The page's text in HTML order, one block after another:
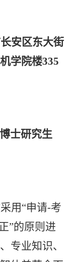
安区东大街
学院楼335
士研究生
用 “申请-考
”的原则进
专业知识、